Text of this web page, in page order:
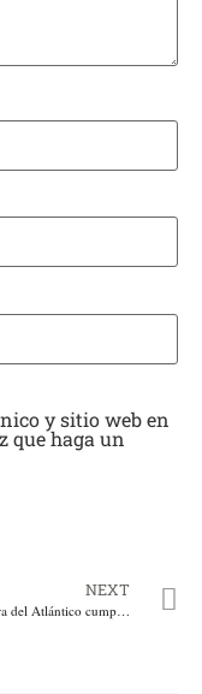
y sitio web en
que haga un
NEXT
Gobernadora del Atlántico cumple apretada agenda de 3 días en París para promover temas de agro, salud y cultura